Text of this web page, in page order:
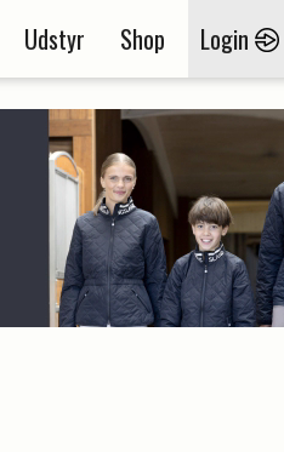
Udstyr Shop Login